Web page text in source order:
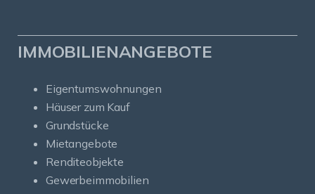
IMMOBILIENANGEBOTE
Eigentumswohnungen
Häuser zum Kauf
Grundstücke
Mietangebote
Renditeobjekte
Gewerbeimmobilien